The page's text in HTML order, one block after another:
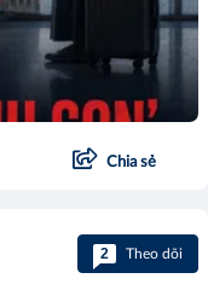
Chia sẻ
2 Theo dõi